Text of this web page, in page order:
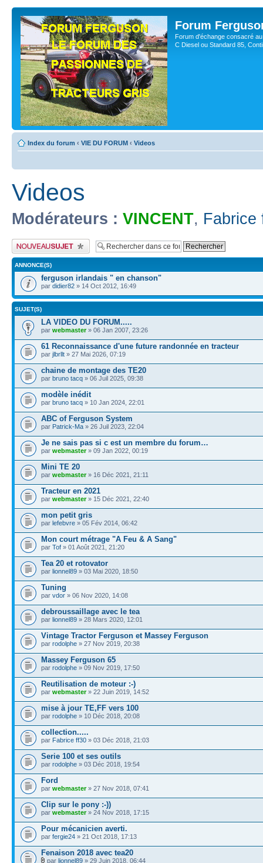
Forum
Forum d'échange consacré
C Diesel ou Standard 85,
Index du forum ‹ VIE DU FORUM ‹ Videos
Videos
Modérateurs : VINCENT, Fabrice
Publier un nouveau sujet
ANNONCE(S)
ferguson irlandais " en chanson"
par didier82 » 14 Oct 2012, 16:49
SUJET(S)
LA VIDEO DU FORUM.....
par webmaster» 06 Jan 2007, 23:26
61 Reconnaissance d'une future randonnée en tracteur
par jlbrllt » 27 Mai 2026, 07:19
chaine de montage des TE20
par bruno tacq » 06 Juil 2025, 09:38
modèle inédit
par bruno tacq » 10 Jan 2024, 22:01
ABC of Ferguson System
par Patrick-Ma » 26 Juil 2023, 22:04
Je ne sais pas si c est un membre du forum…
par webmaster» 09 Jan 2022, 00:19
Mini TE 20
par webmaster» 16 Déc 2021, 21:11
Tracteur en 2021
par webmaster» 15 Déc 2021, 22:40
mon petit gris
par lefebvre » 05 Fév 2014, 06:42
Mon court métrage "A Feu & A Sang"
par Tof » 01 Août 2021, 21:20
Tea 20 et rotovator
par lionnel89 » 03 Mai 2020, 18:50
Tuning
par vdor » 06 Nov 2020, 14:08
debroussaillage avec le tea
par lionnel89 » 28 Mars 2020, 12:01
Vintage Tractor Ferguson et Massey Ferguson
par rodolphe » 27 Nov 2019, 20:38
Massey Ferguson 65
par rodolphe » 09 Nov 2019, 17:50
Reutilisation de moteur :-)
par webmaster» 22 Juin 2019, 14:52
mise à jour TE,FF vers 100
par rodolphe » 10 Déc 2018, 20:08
collection.....
par Fabrice ff30 » 03 Déc 2018, 21:03
Serie 100 et ses outils
par rodolphe » 03 Déc 2018, 19:54
Ford
par webmaster» 27 Nov 2018, 07:41
Clip sur le pony :-))
par webmaster» 24 Nov 2018, 17:15
Pour mécanicien averti.
par fergie24 » 21 Oct 2018, 17:13
Fenaison 2018 avec tea20
par lionnel89 » 29 Juin 2018, 06:44